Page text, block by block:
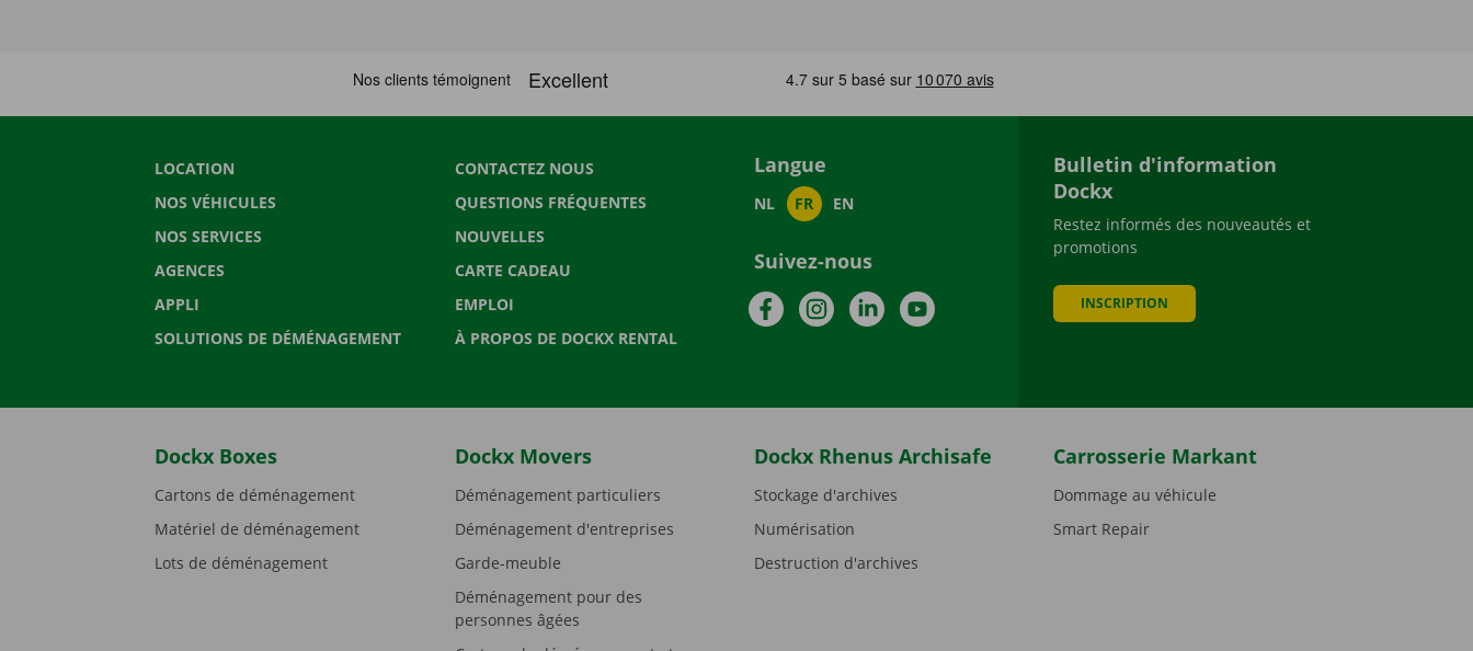
LOCATION
NOS VÉHICULES
NOS SERVICES
AGENCES
APPLI
SOLUTIONS DE DÉMÉNAGEMENT
CONTACTEZ NOUS
QUESTIONS FRÉQUENTES
NOUVELLES
CARTE CADEAU
EMPLOI
À PROPOS DE DOCKX RENTAL
Langue
NL FR EN
Suivez-nous
FacebookInstagramLinkedInYouTube
Bulletin d'information
Dockx
Restez informés des nouveautés et
promotions
INSCRIPTION
Dockx Boxes
Cartons de déménagement
Matériel de déménagement
Lots de déménagement
Dockx Movers
Déménagement particuliers
Déménagement d'entreprises
Garde-meuble
Déménagement pour des
personnes âgées
Dockx Rhenus Archisafe
Stockage d'archives
Numérisation
Destruction d'archives
Carrosserie Markant
Dommage au véhicule
Smart Repair